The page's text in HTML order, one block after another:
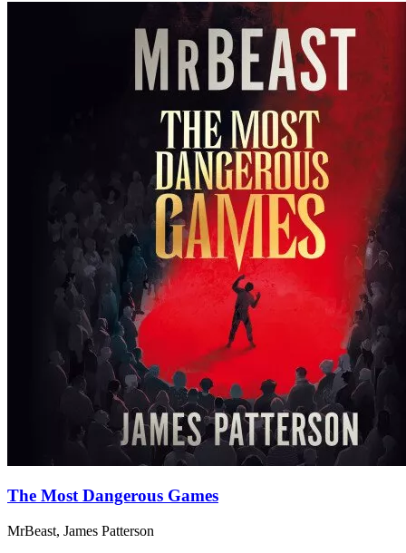
The Most Dangerous Games
MrBeast, James Patterson